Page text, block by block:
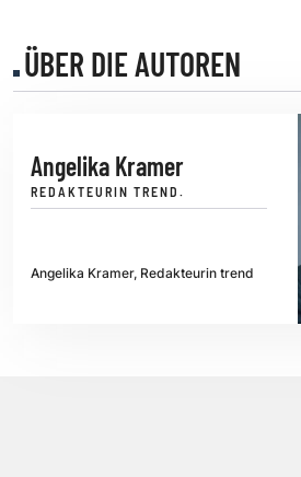
ÜBER DIE AUTOREN
Angelika Kramer
REDAKTEURIN TREND.
Angelika Kramer, Redakteurin trend